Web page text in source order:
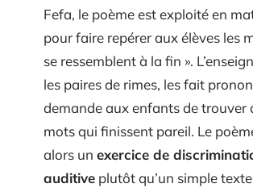
Fefa, le poème est exploité en
pour faire repérer aux élèves les
se ressemblent à la fin ».
les paires de rimes, les fait
demande aux enfants de trouver
mots qui finissent pareil. Le
alors un exercice de
auditive plutôt qu’un simple